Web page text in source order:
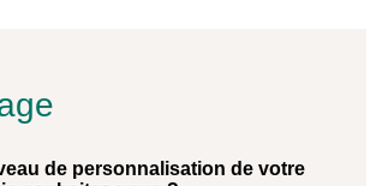
de personnalisation de votre